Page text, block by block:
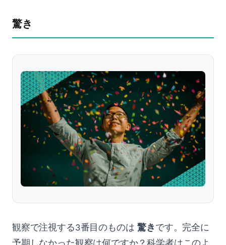
驚き
観察で注視する3番目のものは驚きです。完全に
予期しなかった観察は何ですか？科学者はこのよ